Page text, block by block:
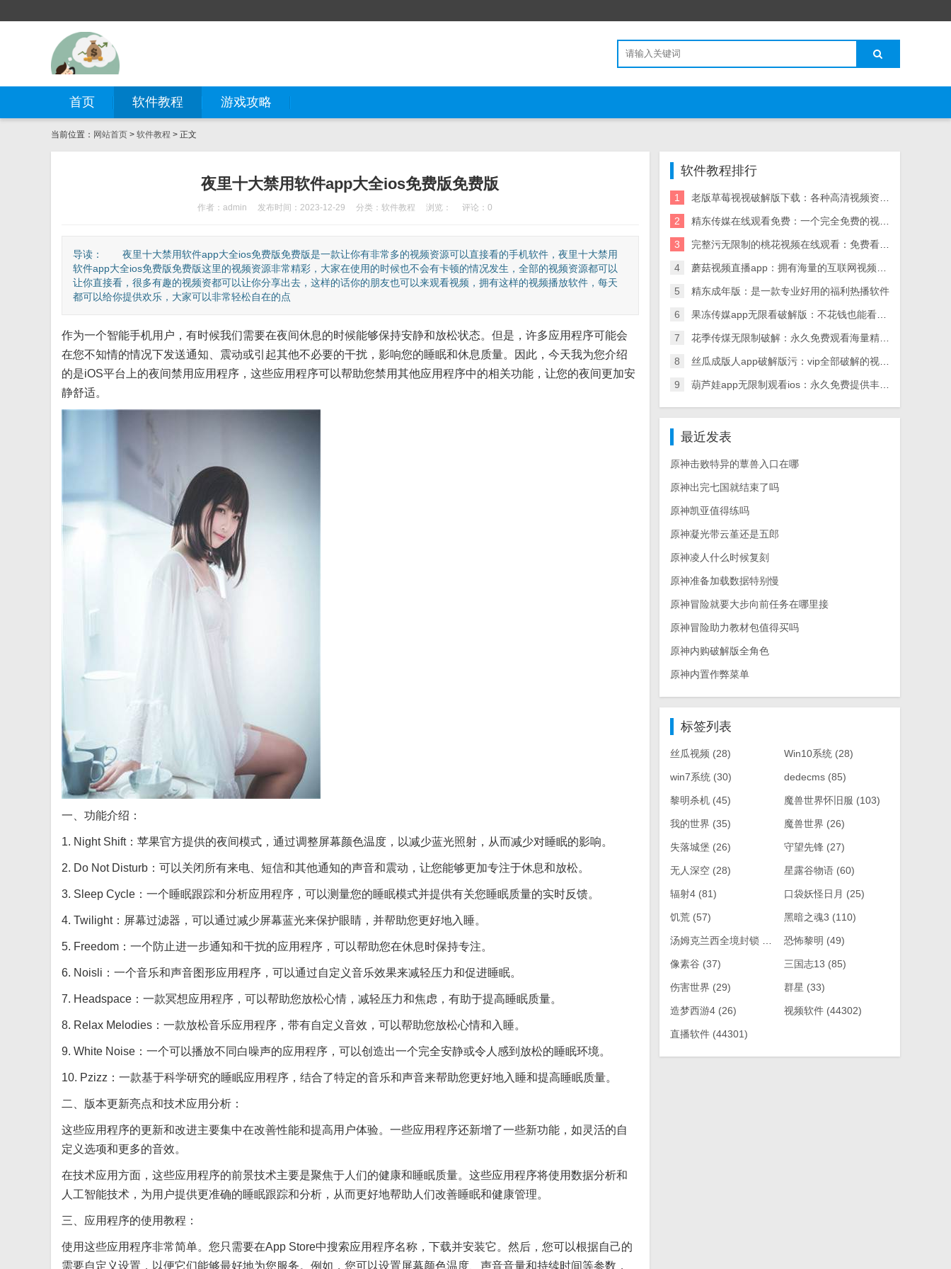
首页 软件教程 游戏攻略
当前位置： 网站首页 > 软件教程 > 正文
夜里十大禁用软件app大全ios免费版免费版
作者：admin 发布时间：2023-12-29 分类： 软件教程 浏览： 评论：0
导读： 夜里十大禁用软件app大全ios免费版免费版是一款让你有非常多的视频资源可以直接看的手机软件，夜里十大禁用
软件app大全ios免费版免费版这里的视频资源非常精彩，大家在使用的时候也不会有卡顿的情况发生，全部的视频资源都可以
让你直接看，很多有趣的视频资都可以让你分享出去，这样的话你的朋友也可以来观看视频，拥有这样的视频播放软件，每天
都可以给你提供欢乐，大家可以非常轻松自在的点
作为一个智能手机用户，有时候我们需要在夜间休息的时候能够保持安静和放松状态。但是，许多应用程序可能会
在您不知情的情况下发送通知、震动或引起其他不必要的干扰，影响您的睡眠和休息质量。因此，今天我为您介绍
的是iOS平台上的夜间禁用应用程序，这些应用程序可以帮助您禁用其他应用程序中的相关功能，让您的夜间更加安
静舒适。
一、功能介绍：
1. Night Shift：苹果官方提供的夜间模式，通过调整屏幕颜色温度，以减少蓝光照射，从而减少对睡眠的影响。
2. Do Not Disturb：可以关闭所有来电、短信和其他通知的声音和震动，让您能够更加专注于休息和放松。
3. Sleep Cycle：一个睡眠跟踪和分析应用程序，可以测量您的睡眠模式并提供有关您睡眠质量的实时反馈。
4. Twilight：屏幕过滤器，可以通过减少屏幕蓝光来保护眼睛，并帮助您更好地入睡。
5. Freedom：一个防止进一步通知和干扰的应用程序，可以帮助您在休息时保持专注。
6. Noisli：一个音乐和声音图形应用程序，可以通过自定义音乐效果来减轻压力和促进睡眠。
7. Headspace：一款冥想应用程序，可以帮助您放松心情，减轻压力和焦虑，有助于提高睡眠质量。
8. Relax Melodies：一款放松音乐应用程序，带有自定义音效，可以帮助您放松心情和入睡。
9. White Noise：一个可以播放不同白噪声的应用程序，可以创造出一个完全安静或令人感到放松的睡眠环境。
10. Pzizz：一款基于科学研究的睡眠应用程序，结合了特定的音乐和声音来帮助您更好地入睡和提高睡眠质量。
二、版本更新亮点和技术应用分析：
这些应用程序的更新和改进主要集中在改善性能和提高用户体验。一些应用程序还新增了一些新功能，如灵活的自
定义选项和更多的音效。
在技术应用方面，这些应用程序的前景技术主要是聚焦于人们的健康和睡眠质量。这些应用程序将使用数据分析和
人工智能技术，为用户提供更准确的睡眠跟踪和分析，从而更好地帮助人们改善睡眠和健康管理。
三、应用程序的使用教程：
使用这些应用程序非常简单。您只需要在App Store中搜索应用程序名称，下载并安装它。然后，您可以根据自己的
需要自定义设置，以便它们能够最好地为您服务。例如，您可以设置屏幕颜色温度、声音音量和持续时间等参数，
软件教程排行
1 老版草莓视视破解版下载：各种高清视频资源无限看
2 精东传媒在线观看免费：一个完全免费的视频播放神器
3 完整污无限制的桃花视频在线观看：免费看污的福利神器
4 蘑菇视频直播app：拥有海量的互联网视频资源
5 精东成年版：是一款专业好用的福利热播软件
6 果冻传媒app无限看破解版：不花钱也能看高清影视的播放器
7 花季传煤无限制破解：永久免费观看海量精彩内容
8 丝瓜成版人app破解版污：vip全部破解的视频播放应用
9 葫芦娃app无限制观看ios：永久免费提供丰富视频内容
最近发表
原神击败特异的蕈兽入口在哪
原神出完七国就结束了吗
原神凯亚值得练吗
原神凝光带云堇还是五郎
原神凌人什么时候复刻
原神准备加载数据特别慢
原神冒险就要大步向前任务在哪里接
原神冒险助力教材包值得买吗
原神内购破解版全角色
原神内置作弊菜单
标签列表
丝瓜视频 (28) Win10系统 (28)
win7系统(30) dedecms (85)
黎明杀机(45) 魔兽世界怀旧服 (103)
我的世界 (35) 魔兽世界 (26)
失落城堡 (26) 守望先锋 (27)
无人深空(28) 星露谷物语 (60)
辐射4(81) 口袋妖怪日月 (25)
饥荒(57) 黑暗之魂3 (110)
汤姆克兰西全境封锁 恐怖黎明 (49)
像素谷 (37) 三国志13 (85)
伤害世界 (29) 群星 (33)
造梦西游4(26) 视频软件 (44302)
直播软件(44301)